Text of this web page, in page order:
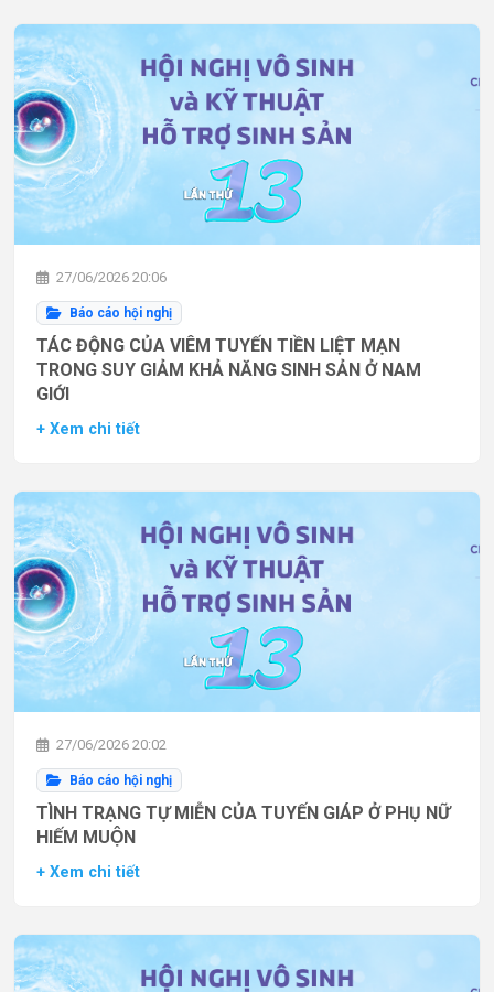
27/06/2026 20:06
Báo cáo hội nghị
TÁC ĐỘNG CỦA VIÊM TUYẾN TIỀN LIỆT MẠN
TRONG SUY GIẢM KHẢ NĂNG SINH SẢN Ở NAM
GIỚI
+ Xem chi tiết
27/06/2026 20:02
Báo cáo hội nghị
TÌNH TRẠNG TỰ MIỄN CỦA TUYẾN GIÁP Ở PHỤ NỮ
HIẾM MUỘN
+ Xem chi tiết